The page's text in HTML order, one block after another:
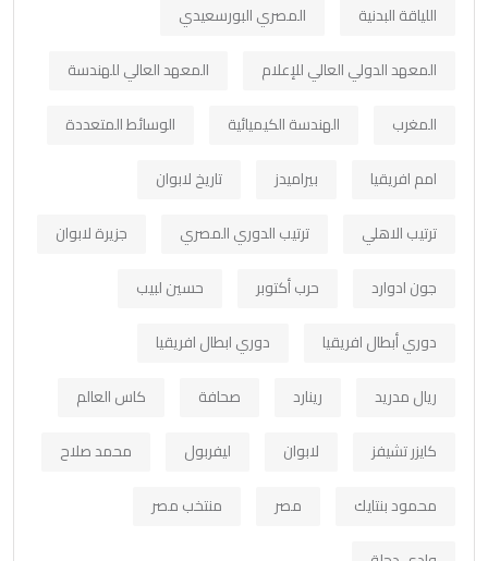
اللياقة البدنية
المصري البورسعيدي
المعهد الدولي العالي للإعلام
المعهد العالي للهندسة
المغرب
الهندسة الكيميائية
الوسائط المتعددة
امم افريقيا
بيراميدز
تاريخ لابوان
ترتيب الاهلي
ترتيب الدوري المصري
جزيرة لابوان
جون ادوارد
حرب أكتوبر
حسين لبيب
دوري أبطال افريقيا
دوري ابطال افريقيا
ريال مدريد
رينارد صحافة
كاس العالم
كايزر تشيفز
لابوان ليفربول
محمد صلاح
محمود بنتايك
مصر
منتخب مصر